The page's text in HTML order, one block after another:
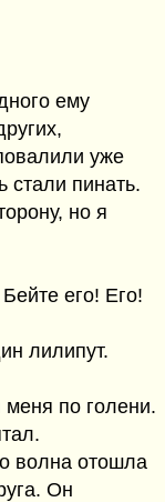
ему
уже
стали пинать.
но я
его! Его!
лилипут.
по голени.
волна отошла
Он